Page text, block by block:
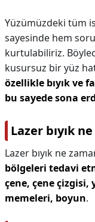
Yüzümüzdeki tüm
sayesinde hem
kurtulabiliriz.
kusursuz bir yüz
özellikle bıyık ve
bu sayede sona
Lazer bıyık
Lazer bıyık ne
bölgeleri tedavi
çene, çene
memeleri, boyun.